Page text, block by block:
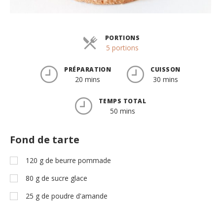
PORTIONS
5 portions
PRÉPARATION
20 mins
CUISSON
30 mins
TEMPS TOTAL
50 mins
Fond de tarte
120 g de beurre pommade
80 g de sucre glace
25 g de poudre d'amande